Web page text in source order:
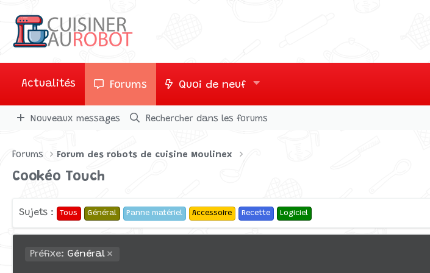
Actualités Forums Quoi de neuf
Nouveaux messages Rechercher dans les forums
Forums Forum des robots de cuisine Moulinex
Cookéo Touch
Sujets : Tous Général Panne matériel Accessoire Recette Logiciel
Préfixe: Général